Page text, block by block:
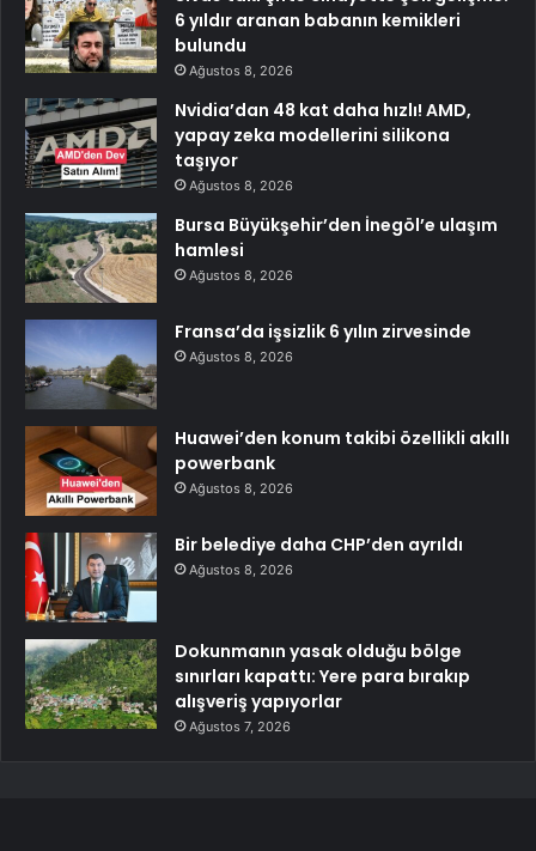
6 yıldır aranan babanın kemikleri
bulundu
Ağustos 8, 2026
Nvidia’dan 48 kat daha hızlı! AMD,
yapay zeka modellerini silikona
taşıyor
Ağustos 8, 2026
Bursa Büyükşehir’den İnegöl’e ulaşım
hamlesi
Ağustos 8, 2026
Fransa’da işsizlik 6 yılın zirvesinde
Ağustos 8, 2026
Huawei’den konum takibi özellikli akıllı
powerbank
Ağustos 8, 2026
Bir belediye daha CHP’den ayrıldı
Ağustos 8, 2026
Dokunmanın yasak olduğu bölge
sınırları kapattı: Yere para bırakıp
alışveriş yapıyorlar
Ağustos 7, 2026